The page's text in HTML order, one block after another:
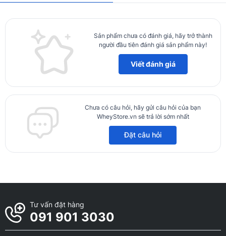
hydrolyzed), siêu phẩm này đã cho thấy hiệu suất tăng cơ tối ưu,
cao hơn các loại whey protein thông thường từ 2 – 3 lần. Với
Sản phẩm chưa có đánh giá, hãy trở thành
người đầu tiên đánh giá sản phẩm này!
Viết đánh giá
Chưa có câu hỏi, hãy gửi câu hỏi của bạn
WheyStore.vn sẽ trả lời sớm nhất
Đặt câu hỏi
Tư vấn đặt hàng
091 901 3030